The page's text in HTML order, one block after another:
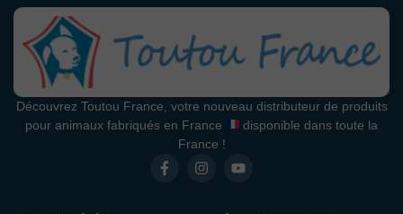
Découvrez Toutou France, votre nouveau distributeur de produits
pour animaux fabriqués en France
disponible dans toute la
France !